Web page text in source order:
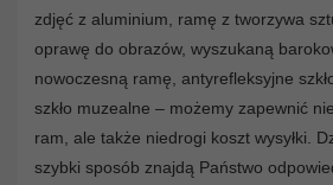
zdjęć z aluminium, ramę z tworzywa
oprawę do obrazów, wyszukaną
nowoczesną ramę, antyrefleksyjne
szkło muzealne – możemy zapewnić
ram, ale także niedrogi koszt wysyłki.
szybki sposób znajdą Państwo